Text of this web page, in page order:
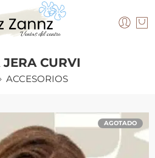
CURVI
ACCESORIOS
AGOTADO